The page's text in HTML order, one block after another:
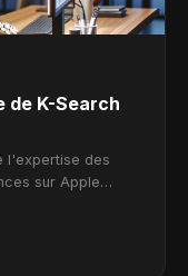
de K-Search
l'expertise des
sur Apple